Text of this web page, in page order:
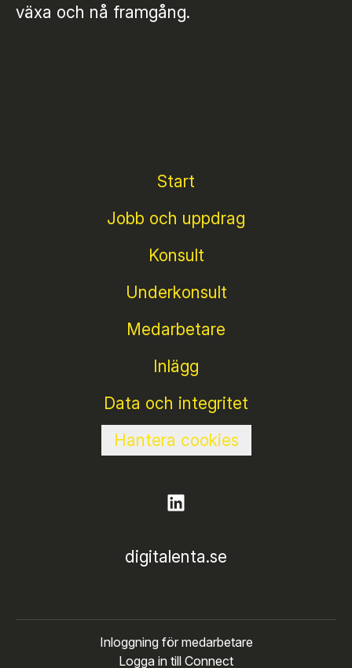
växa och nå framgång.
Start
Jobb och uppdrag
Konsult
Underkonsult
Medarbetare
Inlägg
Data och integritet
Hantera cookies
digitalenta.se
Inloggning för medarbetare
Logga in till Connect